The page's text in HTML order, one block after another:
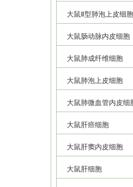
大鼠Ⅱ型肺泡上皮细胞
大鼠肠动脉内皮细胞
大鼠肺成纤维细胞
大鼠肺泡上皮细胞
大鼠肺微血管内皮细
大鼠肝癌细胞
大鼠肝窦内皮细胞
大鼠肝细胞